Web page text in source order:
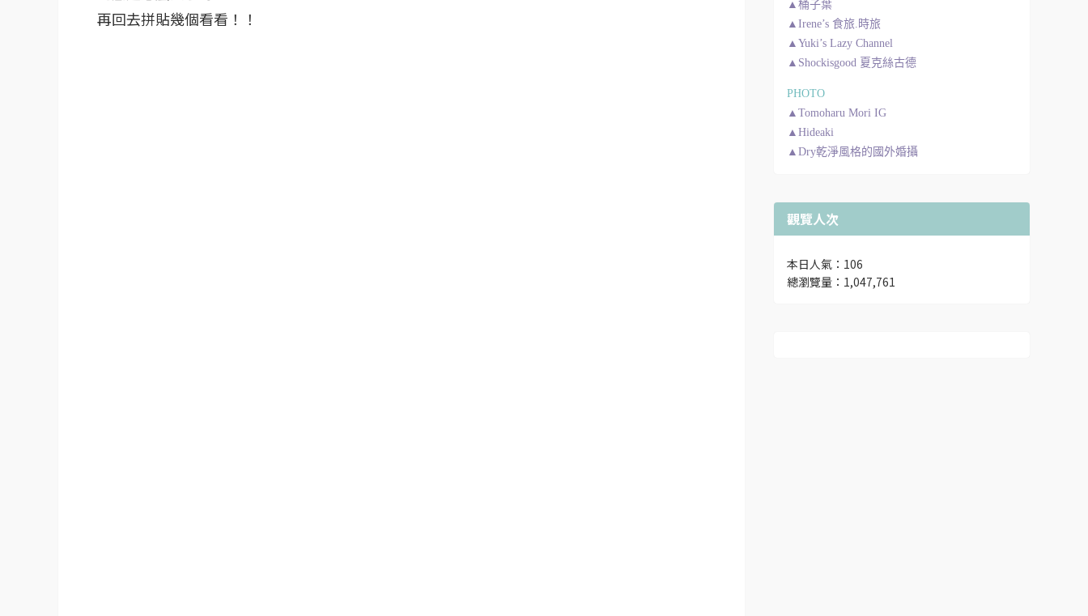
再回去拼貼幾個看看！！
▲桶子葉
▲Irene’s 食旅.時旅
▲Yuki’s Lazy Channel
▲Shockisgood 夏克絲古德
PHOTO
▲Tomoharu Mori IG
▲Hideaki
▲Dry乾淨風格的國外婚攝
觀覽人次
本日人氣：106
總瀏覽量：1,047,761